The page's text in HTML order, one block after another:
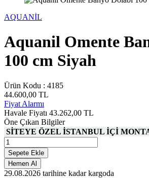
AQUANİL
Aquanil Omente
100 cm Siyah
Ürün Kodu : 4185
44.600,00 TL
Fiyat Alarmı
Havale Fiyatı 43.262,00 TL
Öne Çıkan Bilgiler
SİTEYE ÖZEL İSTANBUL İÇİ
Sepete Ekle
Hemen Al
29.08.2026 tarihine kadar kargoda